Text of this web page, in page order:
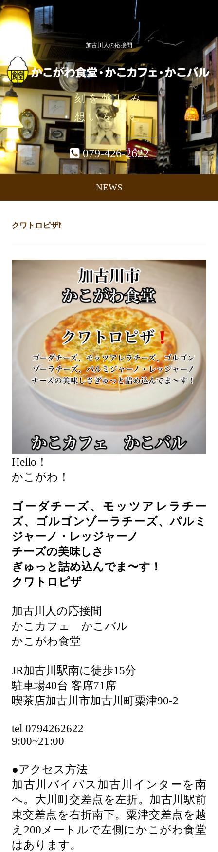
加古川人の応接間
刻を愉しみ
想いを刻む
079-426-2622
NEWS
クワトロピザ❗️
Hello！
かこがわ！
ゴーダチーズ、モッツアレラチー
ズ、ゴルゴンゾーラチーズ、パルミ
ジャーノ・レッジャーノ
チーズの美味しさ
ぎゅっと詰め込んでま〜す！
クワトロピザ
加古川人の応接間
かこカフェ かこバル
かこがわ食堂
JR加古川駅南に徒歩15分
駐車場40台 客席71席
喫茶店加古川市加古川町粟津90-2
tel 0794262622
9:00~21:00
●アクセス方法
加古川バイパス加古川インターを南
へ。大川町交差点を左折。加古川駅前
東交差点を右折南下。粟津交差点を越
え200メートルで左側にかこがわ食堂
はあります。